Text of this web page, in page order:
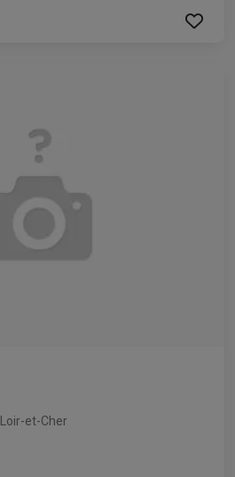
Loir-et-Cher